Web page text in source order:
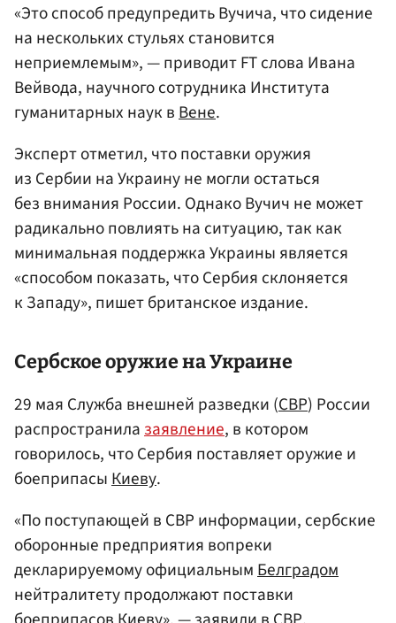
«Это способ предупредить Вучича, что сидение
на нескольких стульях становится
неприемлемым», — приводит FT слова Ивана
Вейвода, научного сотрудника Института
гуманитарных наук вВене.
Эксперт отметил, что поставки оружия
из Сербии на Украину не могли остаться
без внимания России. Однако Вучич не может
радикально повлиять на ситуацию, так как
минимальная поддержка Украины является
«способом показать, что Сербия склоняется
к Западу», пишет британское издание.
Сербское оружие на Украине
29 мая Служба внешней разведки (СВР) России
распространилазаявление, в котором
говорилось, что Сербия поставляет оружие и
боеприпасыКиеву.
«По поступающей в СВР информации, сербские
оборонные предприятия вопреки
декларируемому официальнымБелградом
нейтралитету продолжают поставки